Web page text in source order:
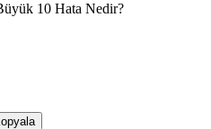
10 Hata Nedir?